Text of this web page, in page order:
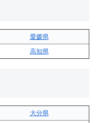
愛媛県
高知県
大分県